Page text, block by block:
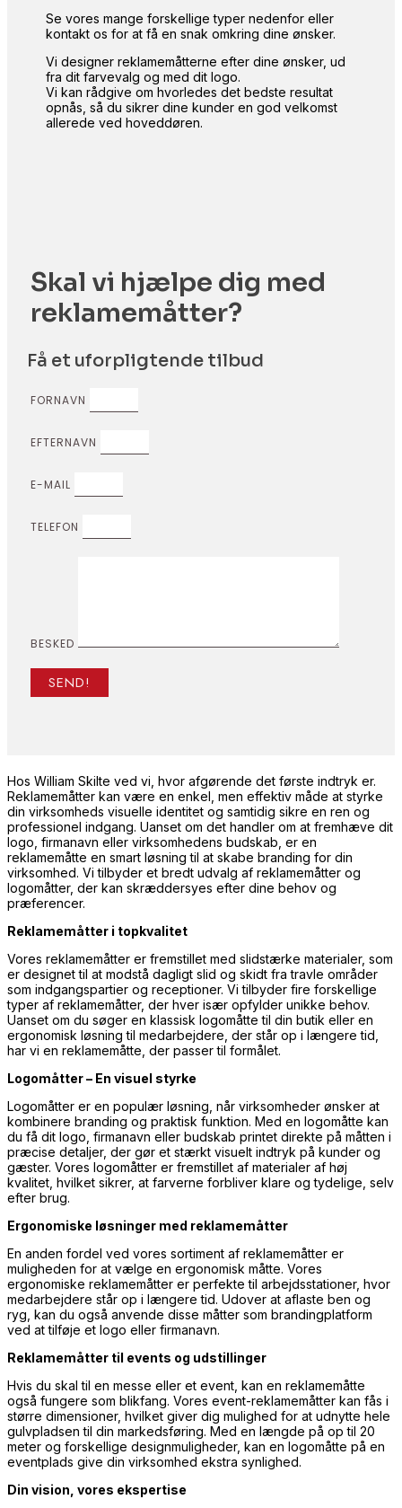
Se vores mange forskellige typer nedenfor eller
kontakt os for at få en snak omkring dine ønsker.
Vi designer reklamemåtterne efter dine ønsker, ud
fra dit farvevalg og med dit logo.
Vi kan rådgive om hvorledes det bedste resultat
opnås, så du sikrer dine kunder en god velkomst
allerede ved hoveddøren.
Skal vi hjælpe dig med
reklamemåtter?
Få et uforpligtende tilbud
FORNAVN
EFTERNAVN
E-MAIL
TELEFON
BESKED
SEND!
Hos William Skilte ved vi, hvor afgørende det første indtryk er.
Reklamemåtter kan være en enkel, men effektiv måde at styrke
din virksomheds visuelle identitet og samtidig sikre en ren og
professionel indgang. Uanset om det handler om at fremhæve dit
logo, firmanavn eller virksomhedens budskab, er en
reklamemåtte en smart løsning til at skabe branding for din
virksomhed. Vi tilbyder et bredt udvalg af reklamemåtter og
logomåtter, der kan skræddersyes efter dine behov og
præferencer.
Reklamemåtter i topkvalitet
Vores reklamemåtter er fremstillet med slidstærke materialer, som
er designet til at modstå dagligt slid og skidt fra travle områder
som indgangspartier og receptioner. Vi tilbyder fire forskellige
typer af reklamemåtter, der hver især opfylder unikke behov.
Uanset om du søger en klassisk logomåtte til din butik eller en
ergonomisk løsning til medarbejdere, der står op i længere tid,
har vi en reklamemåtte, der passer til formålet.
Logomåtter – En visuel styrke
Logomåtter er en populær løsning, når virksomheder ønsker at
kombinere branding og praktisk funktion. Med en logomåtte kan
du få dit logo, firmanavn eller budskab printet direkte på måtten i
præcise detaljer, der gør et stærkt visuelt indtryk på kunder og
gæster. Vores logomåtter er fremstillet af materialer af høj
kvalitet, hvilket sikrer, at farverne forbliver klare og tydelige, selv
efter brug.
Ergonomiske løsninger med reklamemåtter
En anden fordel ved vores sortiment af reklamemåtter er
muligheden for at vælge en ergonomisk måtte. Vores
ergonomiske reklamemåtter er perfekte til arbejdsstationer, hvor
medarbejdere står op i længere tid. Udover at aflaste ben og
ryg, kan du også anvende disse måtter som brandingplatform
ved at tilføje et logo eller firmanavn.
Reklamemåtter til events og udstillinger
Hvis du skal til en messe eller et event, kan en reklamemåtte
også fungere som blikfang. Vores event-reklamemåtter kan fås i
større dimensioner, hvilket giver dig mulighed for at udnytte hele
gulvpladsen til din markedsføring. Med en længde på op til 20
meter og forskellige designmuligheder, kan en logomåtte på en
eventplads give din virksomhed ekstra synlighed.
Din vision, vores ekspertise